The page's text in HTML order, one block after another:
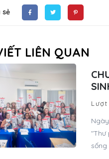
sẻ
LIÊN QUAN
"Thư
sống